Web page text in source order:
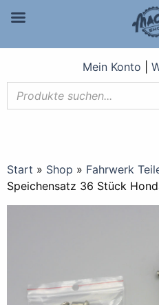
Mein Konto
Start » Shop » Fahrwerk
Speichensatz 36 Stück